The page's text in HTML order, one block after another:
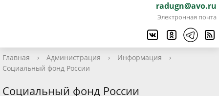
radugn@avo.ru
Электронная почта
Главная › Администрация › Информация
›
Социальный фонд России
Социальный фонд России